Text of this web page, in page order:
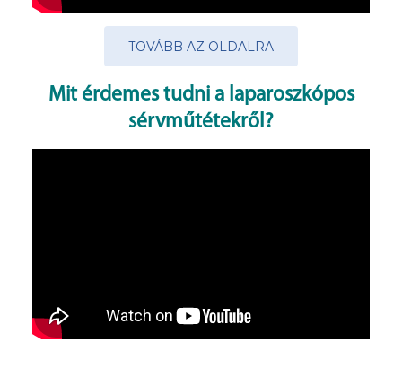
TOVÁBB AZ OLDALRA
Mit érdemes tudni a laparoszkópos
sérvműtétekről?